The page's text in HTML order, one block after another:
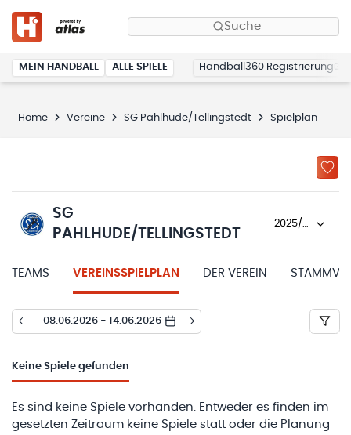
Suche
MEIN HANDBALL ALLE SPIELE Handball360 Registrierung
Home Vereine SG Pahlhude/Tellingstedt Spielplan
SG
PAHLHUDE/TELLINGSTEDT
TEAMS VEREINSSPIELPLAN DER VEREIN
08.06.2026 - 14.06.2026
Keine Spiele gefunden
Es sind keine Spiele vorhanden. Entweder es finden im
gesetzten Zeitraum keine Spiele statt oder die Planung